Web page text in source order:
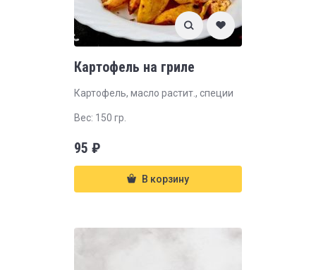
Картофель на гриле
Картофель, масло растит., специи
Вес: 150 гр.
95 ₽
В корзину